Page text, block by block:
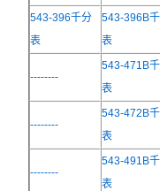
543-396千分
表
543-396B
表
--------
543-471B
表
--------
543-472B
表
--------
543-491B
表